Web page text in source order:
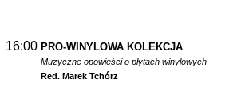
16:00 PRO-WINYLOWA KOLEKCJA
Muzyczne opowieści o płytach winylowych
Red. Marek Tchórz